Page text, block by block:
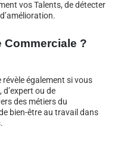
vos Talents, de détecter
Commerciale ?
également si vous
ou de
des métiers du
bien-être au travail dans